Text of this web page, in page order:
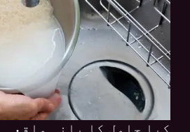
کیا چاول کا پانی واقعی